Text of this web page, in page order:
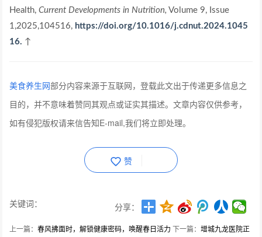
Health,Current Developments in Nutrition, Volume 9, Issue
1,2025,104516, https://doi.org/10.1016/j.cdnut.2024.1045
16. ↑
美食养生网部分内容来源于互联网，登载此文出于传递更多信息之
目的，并不意味着赞同其观点或证实其描述。文章内容仅供参考，
如有侵犯版权请来信告知E-mail,我们将立即处理。
赞
关键词： 分享：
上一篇：春风拂面时，解锁健康密码，唤醒春日活力 下一篇：增城九龙医院正